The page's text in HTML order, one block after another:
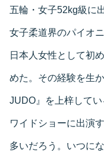
五輪・女子52kg級に
女子柔道界のパイオ
日本人女性として初
めた。その経験を生
JUDO』を上梓して
ワイドショーに出演
多いだろう。いつに